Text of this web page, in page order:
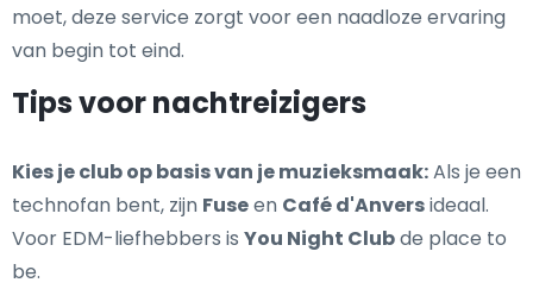
moet, deze service zorgt voor een naadloze ervaring
van begin tot eind.
Tips voor nachtreizigers
Kies je club op basis van je muzieksmaak:Als je een
technofan bent, zijn Fuseen Café d'Anversideaal.
Voor EDM-liefhebbers is You Night Clubde place to
be.